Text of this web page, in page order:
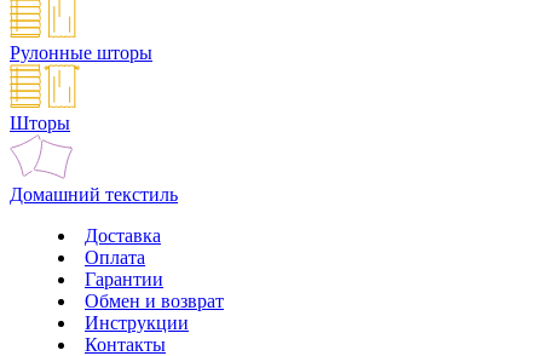
Рулонные шторы
Шторы
Домашний текстиль
Доставка
Оплата
Гарантии
Обмен и возврат
Инструкции
Контакты